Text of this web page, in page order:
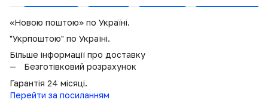
«Новою поштою» по Україні.
"Укрпоштою" по Україні.
Більше інформації про доставку
Безготівковий розрахунок
Гарантія 24 місяці.
Перейти за посиланням